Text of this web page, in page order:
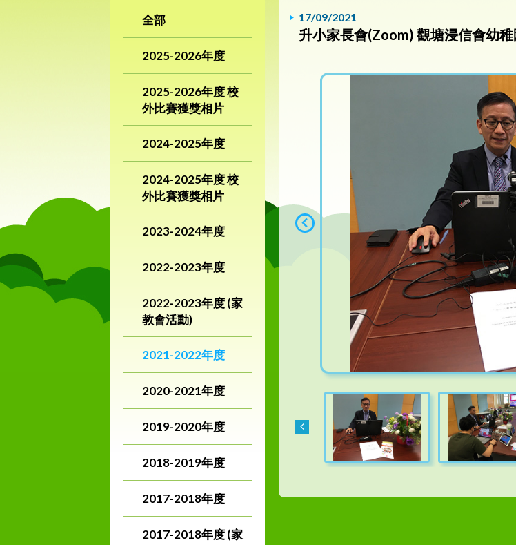
全部
2025-2026年度
2025-2026年度 校
外比賽獲獎相片
2024-2025年度
2024-2025年度 校
外比賽獲獎相片
2023-2024年度
2022-2023年度
2022-2023年度 (家
教會活動)
2021-2022年度
2020-2021年度
2019-2020年度
2018-2019年度
2017-2018年度
2017-2018年度 (家
17/09/2021
升小家長會(Zoom) 觀塘浸信會幼稚